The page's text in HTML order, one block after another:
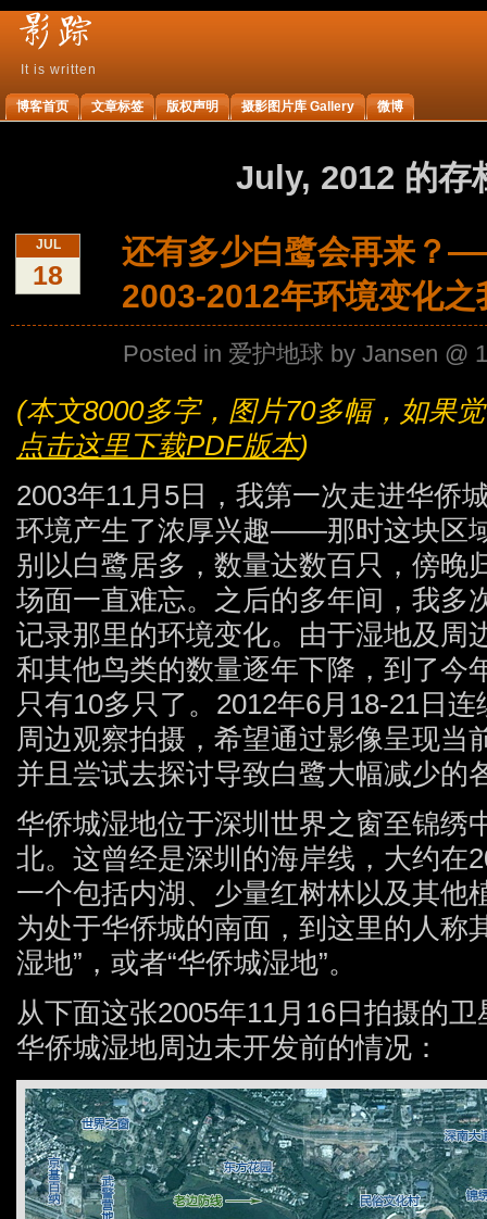
影
踪
It is written
博客首页 文章标签 版权声明 摄影图片库 Gallery 微博
July, 2012 的存
JUL
18
还有多少白鹭会再来？
2003-2012年环境变化之
Posted in 爱护地球 by Jansen @
(本文8000多字，图片70多幅，如果
点击这里下载PDF版本)
2003年11月5日，我第一次走进华侨
环境产生了浓厚兴趣——那时这块区
别以白鹭居多，数量达数百只，傍晚
场面一直难忘。之后的多年间，我多
记录那里的环境变化。由于湿地及周
和其他鸟类的数量逐年下降，到了今
只有10多只了。2012年6月18-21日
周边观察拍摄，希望通过影像呈现当
并且尝试去探讨导致白鹭大幅减少
华侨城湿地位于深圳世界之窗至锦绣
北。这曾经是深圳的海岸线，大约在
一个包括内湖、少量红树林以及其他
为处于华侨城的南面，到这里的人称
湿地”，或者“华侨城湿地”。
从下面这张2005年11月16日拍摄的
华侨城湿地周边未开发前的情况：